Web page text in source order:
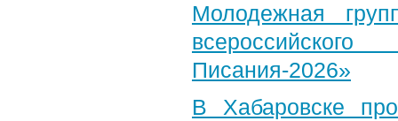
Молодежная
Писания-2026»
В Хабаровске